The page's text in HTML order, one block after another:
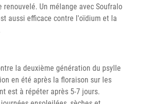
Un mélange avec Soufralo
aussi efficace contre l'oïdium et la
la deuxième génération du psylle
en été après la floraison sur les
est à répéter après 5-7 jours.